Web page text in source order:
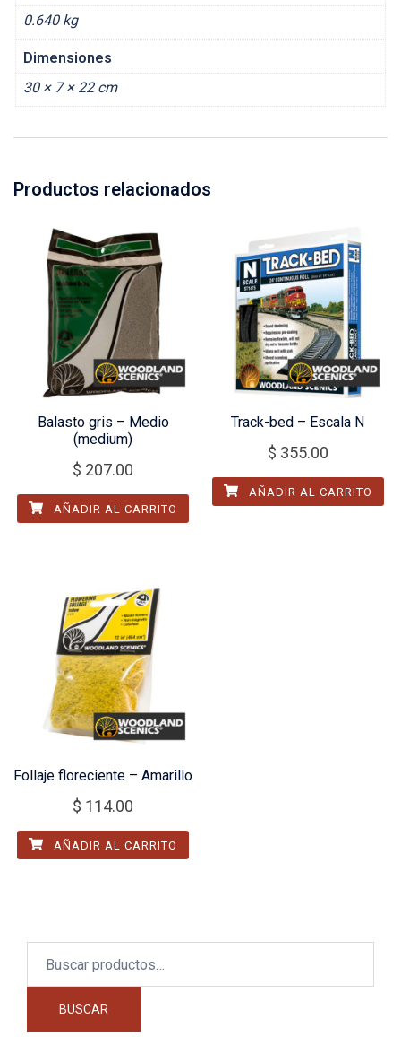
0.640 kg
Dimensiones
30 × 7 × 22 cm
Productos relacionados
Balasto gris – Medio
(medium)
$ 207.00
AÑADIR AL CARRITO
Track-bed – Escala N
$ 355.00
AÑADIR AL CARRITO
Follaje floreciente – Amarillo
$ 114.00
AÑADIR AL CARRITO
BUSCAR